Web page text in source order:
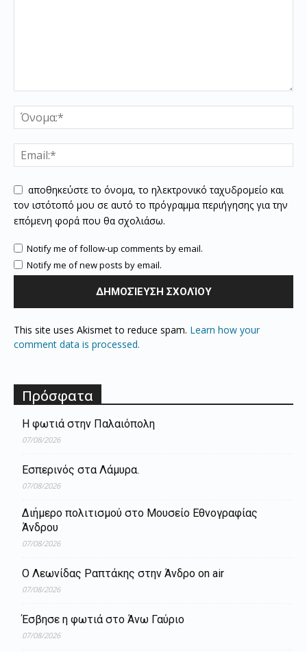
αποθηκεύστε το όνομα, το ηλεκτρονικό ταχυδρομείο και
τον ιστότοπό μου σε αυτό το πρόγραμμα περιήγησης για την
επόμενη φορά που θα σχολιάσω.
Notify me of follow-up comments by email.
Notify me of new posts by email.
This site uses Akismet to reduce spam. Learn how your
comment data is processed.
Πρόσφατα
Η φωτιά στην Παλαιόπολη
07/08/2026
Εσπερινός στα Λάμυρα.
07/08/2026
Διήμερο πολιτισμού στο Μουσείο Εθνογραφίας
Άνδρου
07/08/2026
Ο Λεωνίδας Ραπτάκης στην Άνδρο on air
07/08/2026
Έσβησε η φωτιά στο Άνω Γαύριο
07/08/2026